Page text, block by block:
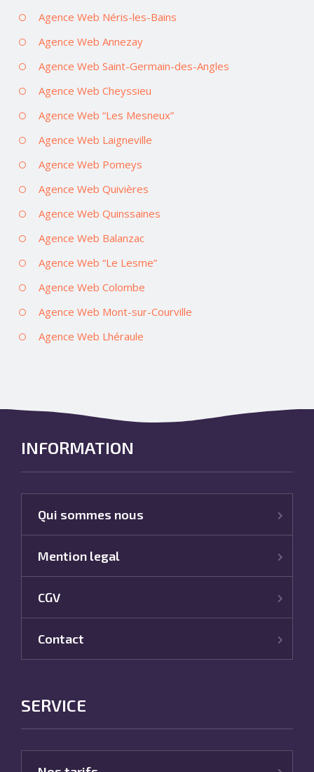
Agence Web Néris-les-Bains
Agence Web Annezay
Agence Web Saint-Germain-des-Angles
Agence Web Cheyssieu
Agence Web “Les Mesneux”
Agence Web Laigneville
Agence Web Pomeys
Agence Web Quivières
Agence Web Quinssaines
Agence Web Balanzac
Agence Web “Le Lesme”
Agence Web Colombe
Agence Web Mont-sur-Courville
Agence Web Lhéraule
INFORMATION
Qui sommes nous
Mention legal
CGV
Contact
SERVICE